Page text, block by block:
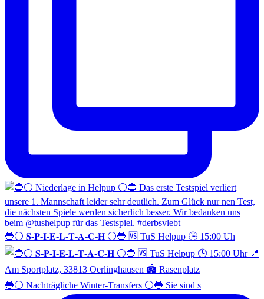
🔵⚪️ 𝐒-𝐏-𝐈-𝐄-𝐋-𝐓-𝐀-𝐂-𝐇 ⚪️🔵 🆚 TuS Helpup 🕒 15:00 Uh
🔵⚪️ Nachträgliche Winter-Transfers ⚪️🔵 Sie sind s